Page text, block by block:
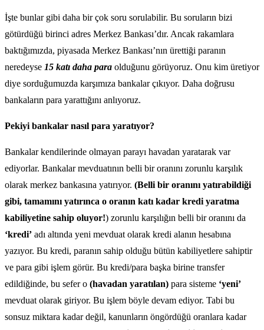
İşte bunlar gibi daha bir çok soru sorulabilir. Bu soruların bizi
götürdüğü birinci adres Merkez Bankası’dır. Ancak rakamlara
baktığımızda, piyasada Merkez Bankası’nın ürettiği paranın
neredeyse 15 katı daha para olduğunu görüyoruz. Onu kim üretiyor
diye sorduğumuzda karşımıza bankalar çıkıyor. Daha doğrusu
bankaların para yarattığını anlıyoruz.
Pekiyi bankalar nasıl para yaratıyor?
Bankalar kendilerinde olmayan parayı havadan yaratarak var
ediyorlar. Bankalar mevduatının belli bir oranını zorunlu karşılık
olarak merkez bankasına yatırıyor. (Belli bir oranını yatırabildiği
gibi, tamamını yatırınca o oranın katı kadar kredi yaratma
kabiliyetine sahip oluyor!) zorunlu karşılığın belli bir oranını da
‘kredi’ adı altında yeni mevduat olarak kredi alanın hesabına
yazıyor. Bu kredi, paranın sahip olduğu bütün kabiliyetlere sahiptir
ve para gibi işlem görür. Bu kredi/para başka birine transfer
edildiğinde, bu sefer o (havadan yaratılan) para sisteme ‘yeni’
mevduat olarak giriyor. Bu işlem böyle devam ediyor. Tabi bu
sonsuz miktara kadar değil, kanunların öngördüğü oranlara kadar